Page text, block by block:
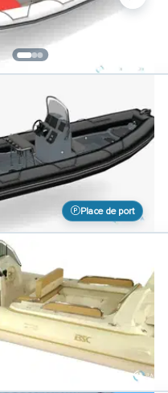
Place de port